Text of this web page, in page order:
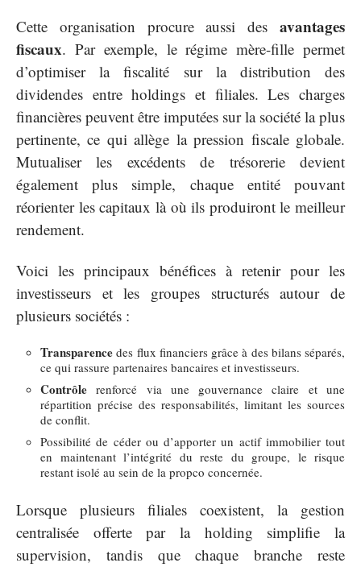
Cette organisation procure aussi des avantages
fiscaux. Par exemple, le régime mère-fille permet
d’optimiser la fiscalité sur la distribution des
dividendes entre holdings et filiales. Les charges
financières peuvent être imputées sur la société la plus
pertinente, ce qui allège la pression fiscale globale.
Mutualiser les excédents de trésorerie devient
également plus simple, chaque entité pouvant
réorienter les capitaux là où ils produiront le meilleur
rendement.
Voici les principaux bénéfices à retenir pour les
investisseurs et les groupes structurés autour de
plusieurs sociétés :
Transparence des flux financiers grâce à des bilans séparés,
ce qui rassure partenaires bancaires et investisseurs.
Contrôle renforcé via une gouvernance claire et une
répartition précise des responsabilités, limitant les sources
de conflit.
Possibilité de céder ou d’apporter un actif immobilier tout
en maintenant l’intégrité du reste du groupe, le risque
restant isolé au sein de la propco concernée.
Lorsque plusieurs filiales coexistent, la gestion
centralisée offerte par la holding simplifie la
supervision, tandis que chaque branche reste